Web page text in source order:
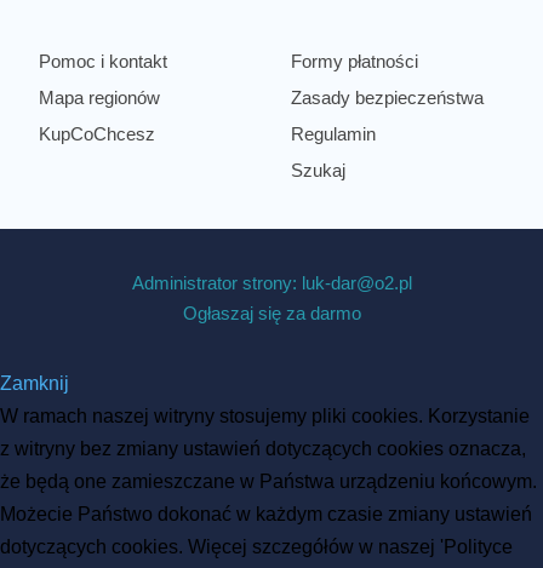
Pomoc i kontakt
Mapa regionów
KupCoChcesz
Formy płatności
Zasady bezpieczeństwa
Regulamin
Szukaj
Administrator strony: luk-dar@o2.pl
Ogłaszaj się za darmo
Zamknij
W ramach naszej witryny stosujemy pliki cookies. Korzystanie
z witryny bez zmiany ustawień dotyczących cookies oznacza,
że będą one zamieszczane w Państwa urządzeniu końcowym.
Możecie Państwo dokonać w każdym czasie zmiany ustawień
dotyczących cookies. Więcej szczegółów w naszej 'Polityce